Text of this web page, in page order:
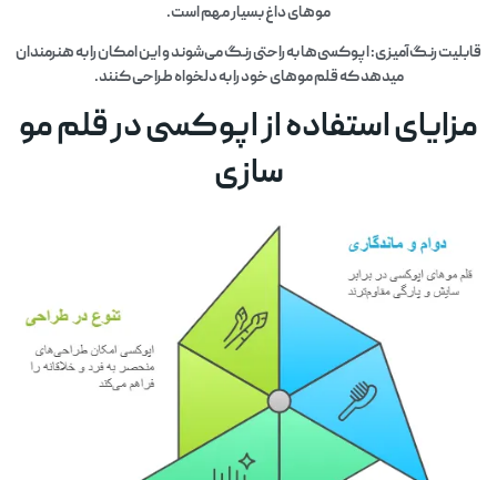
موهای داغ بسیار مهم است.
قابلیت رنگ‌آمیزی: اپوکسی‌ها به راحتی رنگ می‌شوند و این امکان را به هنرمندان
میدهد که قلم موهای خود را به دلخواه طراحی کنند.
مزایای استفاده از اپوکسی در قلم مو
سازی